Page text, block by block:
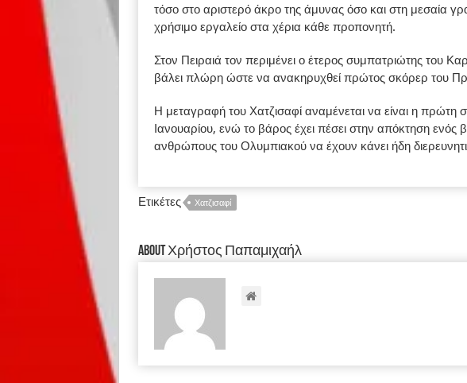
τόσο στο αριστερό άκρο της άμυνας όσο και στη μεσαία
χρήσιμο εργαλείο στα χέρια κάθε προπονητή.
Στον Πειραιά τον περιμένει ο έτερος συμπατριώτης του
βάλει πλώρη ώστε να ανακηρυχθεί πρώτος σκόρερ του
Η μεταγραφή του Χατζισαφί αναμένεται να είναι η πρώτη
Ιανουαρίου, ενώ το βάρος έχει πέσει στην απόκτηση ενός
ανθρώπους του Ολυμπιακού να έχουν κάνει ήδη
Ετικέτες Χατζισαφί
About Χρήστος Παπαμιχαήλ